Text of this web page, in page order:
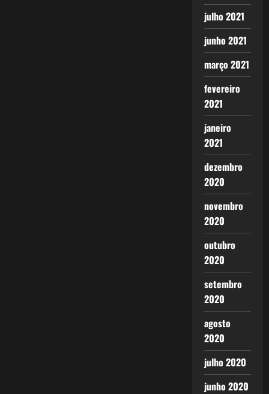
julho 2021
junho 2021
março 2021
fevereiro
2021
janeiro
2021
dezembro
2020
novembro
2020
outubro
2020
setembro
2020
agosto
2020
julho 2020
junho 2020